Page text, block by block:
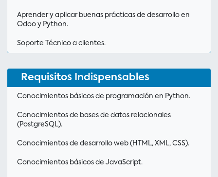
Aprender y aplicar buenas prácticas de desarrollo en
Odoo y Python.
Soporte Técnico a clientes.
Requisitos Indispensables
Conocimientos básicos de programación en Python.
Conocimientos de bases de datos relacionales
(PostgreSQL).
Conocimientos de desarrollo web (HTML, XML, CSS).
Conocimientos básicos de JavaScript.